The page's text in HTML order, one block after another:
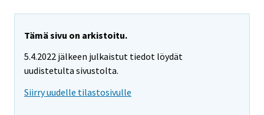
Tämä sivu on arkistoitu.
5.4.2022 jälkeen julkaistut tiedot löydät
uudistetulta sivustolta.
Siirry uudelle tilastosivulle